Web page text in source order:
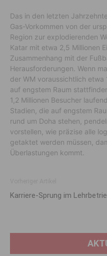
Das in den letzten
Gas-Vorkommen von der
Region zur explodierenden
Katar mit etwa 2,5 Millionen
Zusammenhang mit der
Herausforderungen. Wenn
der WM voraussichtlich
auf engstem Raum
1,2 Millionen Besucher
Stadien, die auf engstem
rund um Doha stehen,
vorstellen, wie präzise alle
getaktet werden müssen,
Überlastungen kommt.
Karriere-Sprung im